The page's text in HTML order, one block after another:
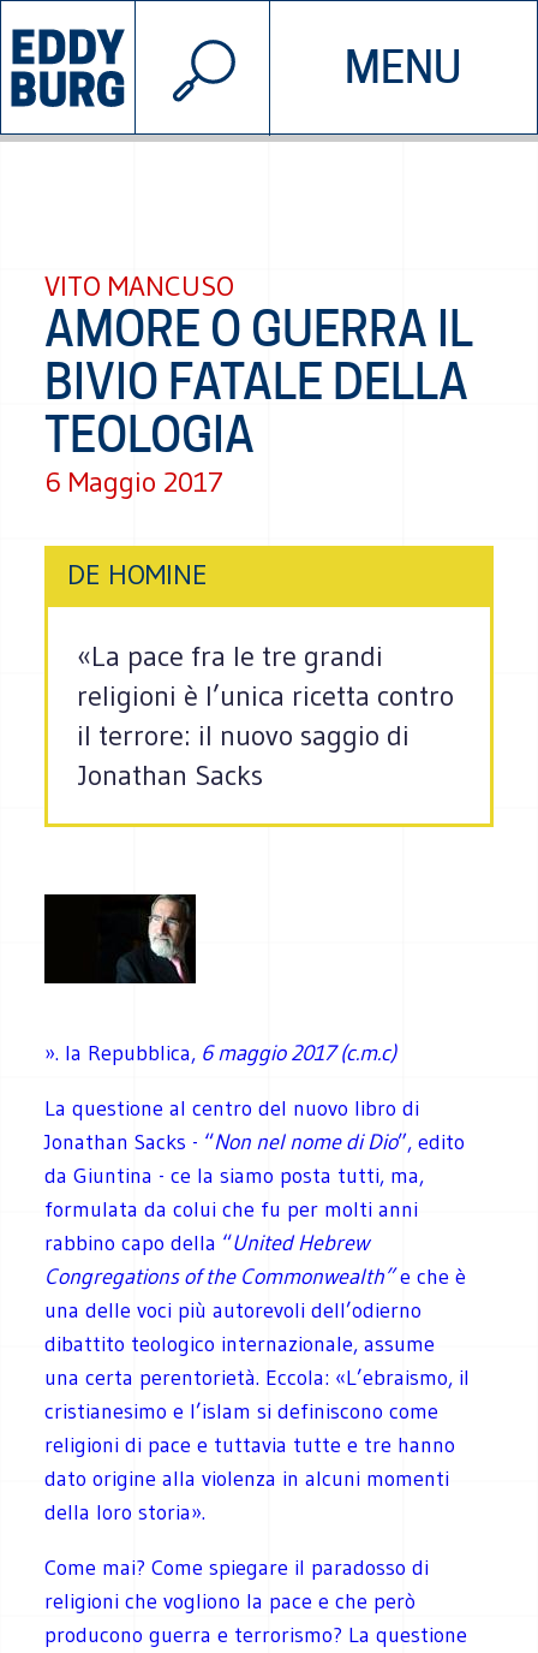
MENU
INIZIATIVE CHI SIAMO
© 2026 EDDYBURG
VITO MANCUSO
AMORE O GUERRA IL
BIVIO FATALE DELLA
TEOLOGIA
6 Maggio 2017
DE HOMINE
«La pace fra le tre grandi
religioni è l’unica ricetta contro
il terrore: il nuovo saggio di
Jonathan Sacks
». la Repubblica, 6 maggio 2017 (c.m.c)
La questione al centro del nuovo libro di
Jonathan Sacks - “Non nel nome di Dio”, edito
da Giuntina - ce la siamo posta tutti, ma,
formulata da colui che fu per molti anni
rabbino capo della “United Hebrew
Congregations of the Commonwealth”e che è
una delle voci più autorevoli dell’odierno
dibattito teologico internazionale, assume
una certa perentorietà. Eccola: «L’ebraismo, il
cristianesimo e l’islam si definiscono come
religioni di pace e tuttavia tutte e tre hanno
dato origine alla violenza in alcuni momenti
della loro storia».
Come mai? Come spiegare il paradosso di
religioni che vogliono la pace e che però
producono guerra e terrorismo? La questione